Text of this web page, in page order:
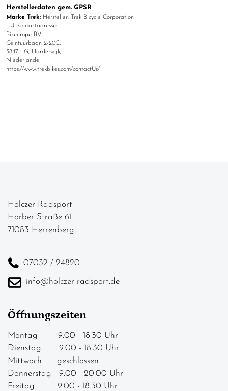
Herstellerdaten gem. GPSR
Marke Trek: Hersteller: Trek Bicycle Corporation
EU-Kontaktadresse:
Bikeurope BV
Ceintuurbaan 2-20C,
3847 LG, Harderwijk,
Niederlande
https://www.trekbikes.com/contactUs/
Holczer Radsport
Horber Straße 61
71083 Herrenberg
07032 / 24820
info@holczer-radsport.de
Öffnungszeiten
Montag 9.00 - 18.30 Uhr
Dienstag 9.00 - 18.30 Uhr
Mittwoch geschlossen
Donnerstag 9.00 - 20.00 Uhr
Freitag 9.00 - 18.30 Uhr